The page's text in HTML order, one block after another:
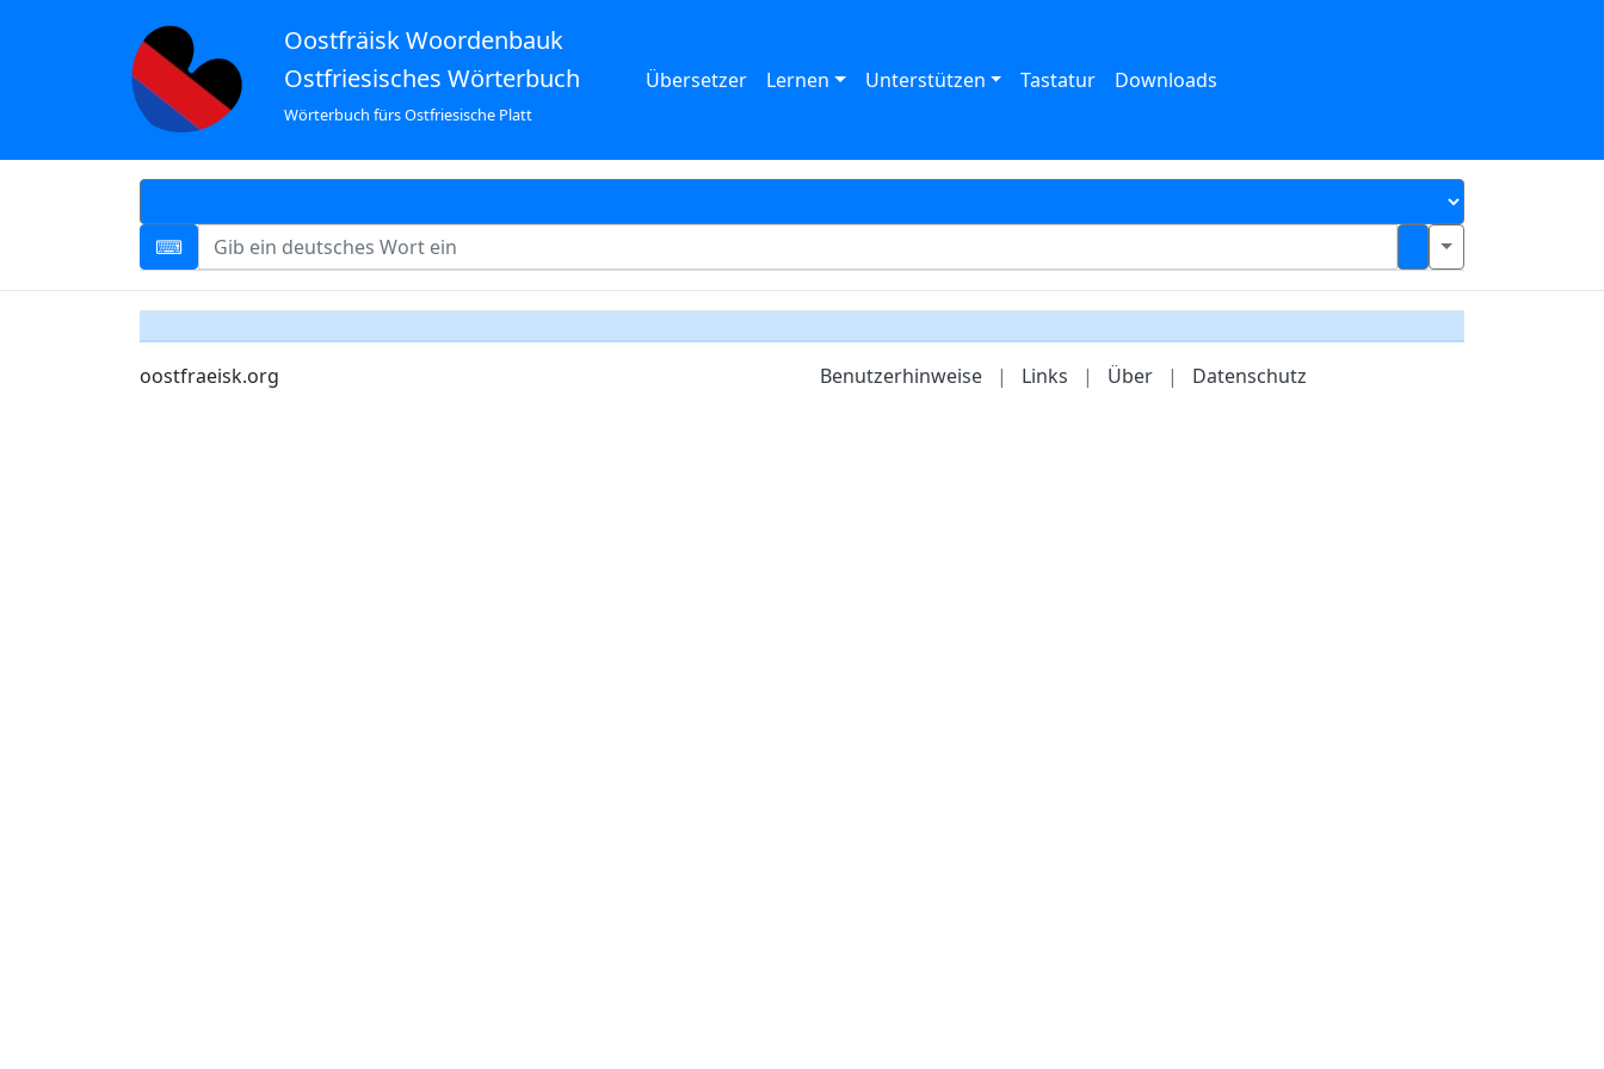
Oostfräisk Woordenbauk
Ostfriesisches Wörterbuch
Wörterbuch fürs Ostfriesische Platt
Übersetzer Lernen Unterstützen Tastatur Downloads
oostfraeisk.org Benutzerhinweise | Links | Über | Datenschutz